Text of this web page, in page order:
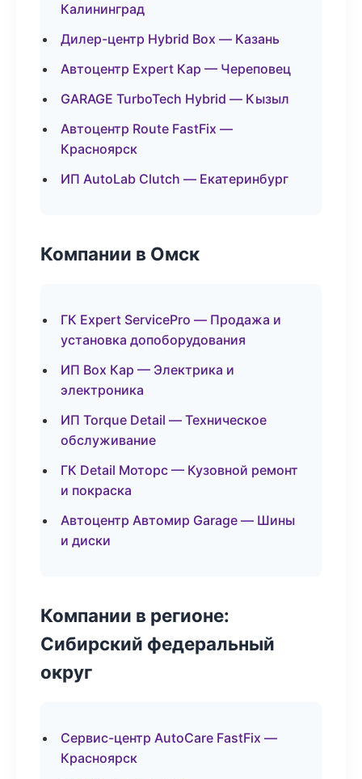
Калининград
Дилер-центр Hybrid Box — Казань
Автоцентр Expert Кар — Череповец
GARAGE TurboTech Hybrid — Кызыл
Автоцентр Route FastFix —
Красноярск
ИП AutoLab Clutch — Екатеринбург
Компании в Омск
ГК Expert ServicePro — Продажа и
установка допоборудования
ИП Box Кар — Электрика и
электроника
ИП Torque Detail — Техническое
обслуживание
ГК Detail Моторс — Кузовной ремонт
и покраска
Автоцентр Автомир Garage — Шины
и диски
Компании в регионе:
Сибирский федеральный
округ
Сервис-центр AutoCare FastFix —
Красноярск